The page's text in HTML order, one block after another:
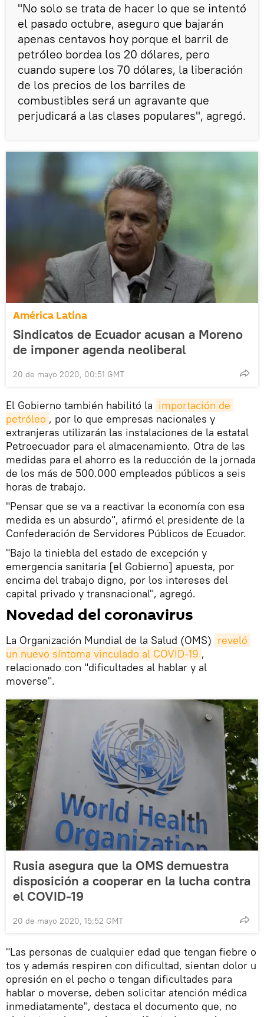
"No solo se trata de hacer lo que se intentó
el pasado octubre, aseguro que bajarán
apenas centavos hoy porque el barril de
petróleo bordea los 20 dólares, pero
cuando supere los 70 dólares, la liberación
de los precios de los barriles de
combustibles será un agravante que
perjudicará a las clases populares", agregó.
América Latina
Sindicatos de Ecuador acusan a Moreno
de imponer agenda neoliberal
20 de mayo 2020, 00:51 GMT
El Gobierno también habilitó la importación de
petróleo , por lo que empresas nacionales y
extranjeras utilizarán las instalaciones de la estatal
Petroecuador para el almacenamiento. Otra de las
medidas para el ahorro es la reducción de la jornada
de los más de 500.000 empleados públicos a seis
horas de trabajo.
"Pensar que se va a reactivar la economía con esa
medida es un absurdo", afirmó el presidente de la
Confederación de Servidores Públicos de Ecuador.
"Bajo la tiniebla del estado de excepción y
emergencia sanitaria [el Gobierno] apuesta, por
encima del trabajo digno, por los intereses del
capital privado y transnacional", agregó.
Novedad del coronavirus
La Organización Mundial de la Salud (OMS) reveló
un nuevo síntoma vinculado al COVID-19 ,
relacionado con "dificultades al hablar y al
moverse".
Rusia asegura que la OMS demuestra
disposición a cooperar en la lucha contra
el COVID-19
20 de mayo 2020, 15:52 GMT
"Las personas de cualquier edad que tengan fiebre o
tos y además respiren con dificultad, sientan dolor u
opresión en el pecho o tengan dificultades para
hablar o moverse, deben solicitar atención médica
inmediatamente", destaca el documento que, no